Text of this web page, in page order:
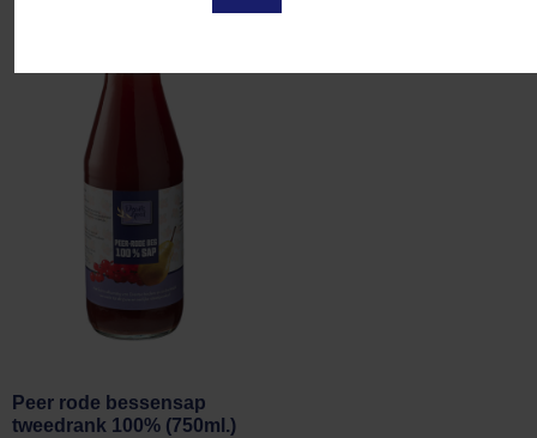
Peer rode bessensap
tweedrank 100% (750ml.)